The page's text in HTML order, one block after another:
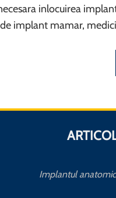
inlocuirea
implant mamar,
Implantul